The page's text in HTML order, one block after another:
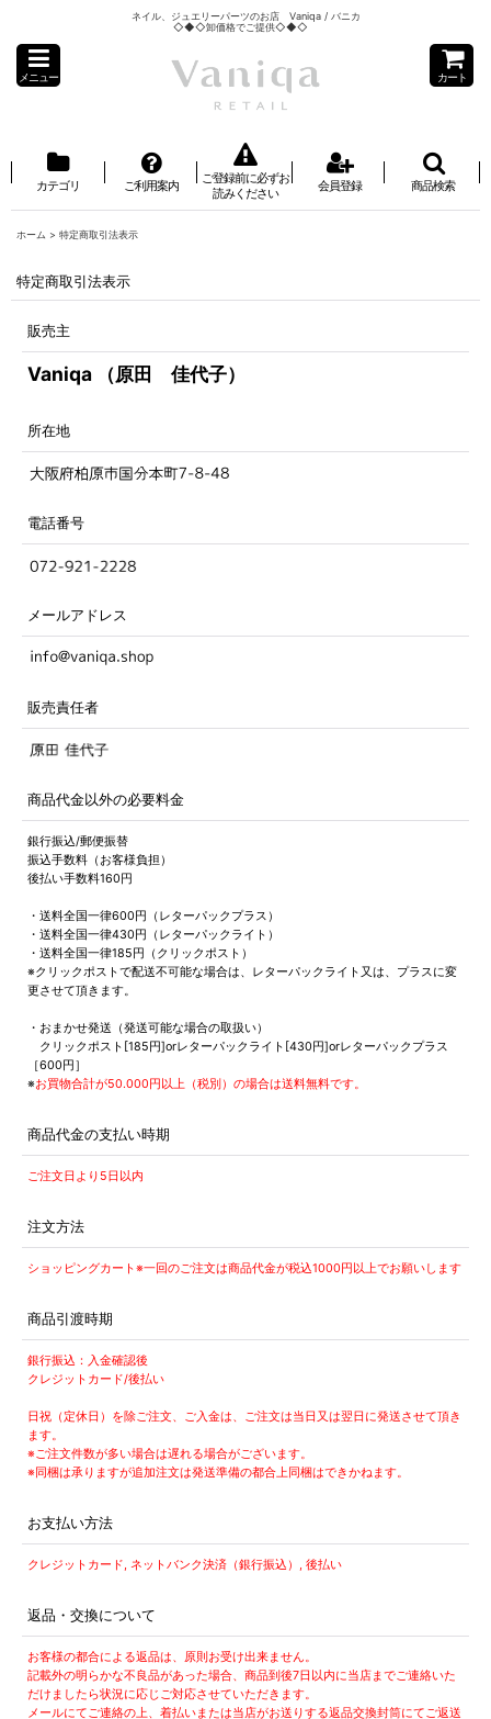
ネイル、ジュエリーパーツのお店 Vaniqa / バニカ
◇◆◇卸価格でご提供◇◆◇
メニュー カート
カテゴリ ご利用案内
ご登録前に必ずお
読みください
会員登録 商品検索
ホーム > 特定商取引法表示
特定商取引法表示
販売主
Vaniqa （原田 佳代子）
所在地
電話番号
メールアドレス
販売責任者
商品代金以外の必要料金
銀行振込/郵便振替
振込手数料（お客様負担）
後払い手数料160円
・送料全国一律600円（レターパックプラス）
・送料全国一律430円（レターパックライト）
・送料全国一律185円（クリックポスト）
※クリックポストで配送不可能な場合は、レターパックライト又は、プラスに変
更させて頂きます。
・おまかせ発送（発送可能な場合の取扱い）
クリックポスト[185円]orレターパックライト[430円]orレターパックプラス
［600円］
※お買物合計が50.000円以上（税別）の場合は送料無料です。
商品代金の支払い時期
ご注文日より5日以内
注文方法
ショッピングカート※一回のご注文は商品代金が税込1000円以上でお願いします
商品引渡時期
銀行振込：入金確認後
クレジットカード/後払い
日祝（定休日）を除ご注文、ご入金は、ご注文は当日又は翌日に発送させて頂き
ます。
※ご注文件数が多い場合は遅れる場合がございます。
※同梱は承りますが追加注文は発送準備の都合上同梱はできかねます。
お支払い方法
クレジットカード, ネットバンク決済（銀行振込）, 後払い
返品・交換について
お客様の都合による返品は、原則お受け出来ません。
記載外の明らかな不良品があった場合、商品到後7日以内に当店までご連絡いた
だけましたら状況に応じご対応させていただきます。
メールにてご連絡の上、着払いまたは当店がお送りする返品交換封筒にてご返送